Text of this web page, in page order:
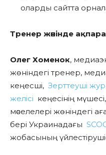
оларды сайтта
Тренер жөнінде
Олег Хоменок,
жөніндегі тренер,
кеңесші, Зерттеуші
желісі кеңесінің
мәселелері жөніндегі
бері Украинадағы
жобасының